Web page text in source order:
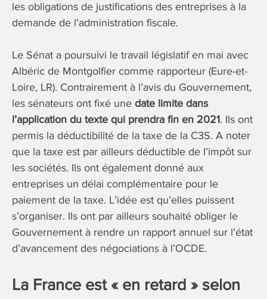
les obligations de justifications des entreprises à la
demande de l’administration fiscale.
Le Sénat a poursuivi le travail législatif en mai avec
Albéric de Montgolfier comme rapporteur (Eure-et-
Loire, LR). Contrairement à l’avis du Gouvernement,
les sénateurs ont fixé une date limite dans
l’application du texte qui prendra fin en 2021. Ils ont
permis la déductibilité de la taxe de la C3S. A noter
que la taxe est par ailleurs déductible de l’impôt sur
les sociétés. Ils ont également donné aux
entreprises un délai complémentaire pour le
paiement de la taxe. L’idée est qu’elles puissent
s’organiser. Ils ont par ailleurs souhaité obliger le
Gouvernement à rendre un rapport annuel sur l’état
d’avancement des négociations à l’OCDE.
La France est « en retard » selon